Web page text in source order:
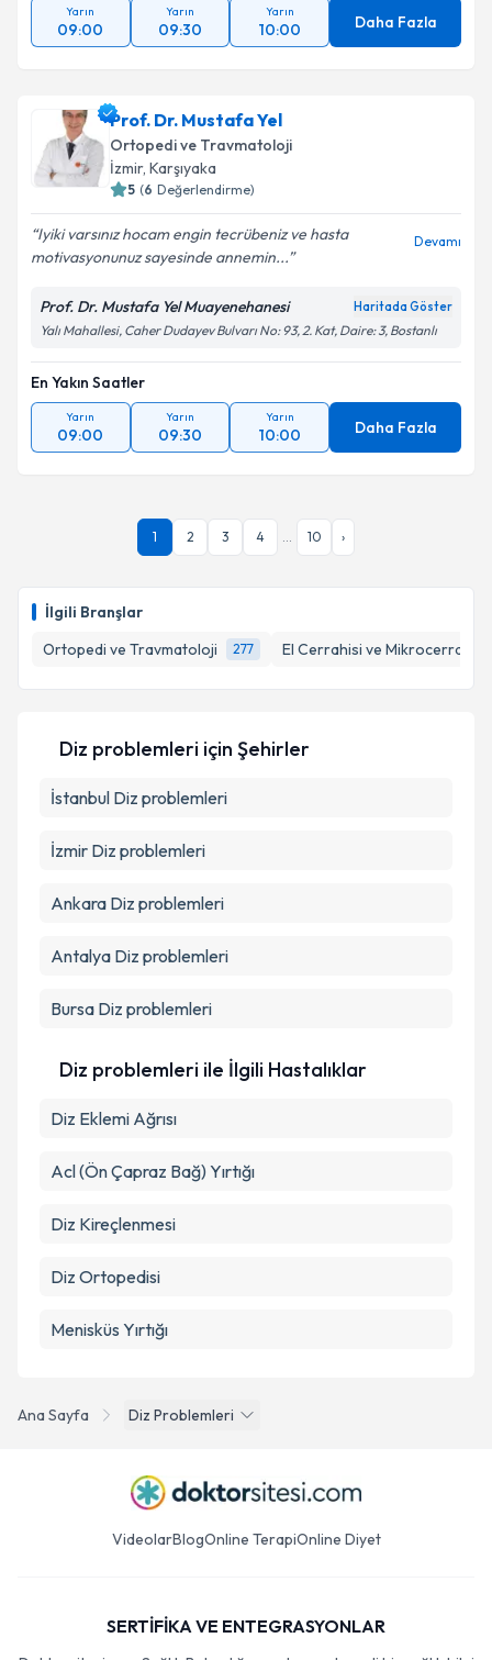
İlgili Branşlar
Ortopedi ve Travmatoloji
277 El Cerrahisi ve Mikrocerrahi
Takvim Talebini Gönder
Yarın
09:00
Yarın
09:30
Yarın
10:00 Daha Fazla
Prof. Dr. Mustafa Yel
Ortopedi ve Travmatoloji
İzmir,Karşıyaka
( Değerlendirme)
Iyiki varsınız hocam engin tecrübeniz ve hasta
motivasyonunuz sayesinde annemin...
Prof. Dr. Mustafa Yel Muayenehanesi
Yalı Mahallesi, Caher Dudayev Bulvarı No: 93, 2. Kat, Daire: 3, Bostanlı
En Yakın Saatler
Yarın
09:00
Yarın
09:30
Yarın
10:00 Daha Fazla
Ana Sayfa Diz Problemleri
Diz problemleri için Şehirler
İstanbul Diz problemleri
İzmir Diz problemleri
Ankara Diz problemleri
Antalya Diz problemleri
Bursa Diz problemleri
Diz problemleri ile İlgili Hastalıklar
Diz Eklemi Ağrısı
Acl (Ön Çapraz Bağ) Yırtığı
Diz Kireçlenmesi
Diz Ortopedisi
Menisküs Yırtığı
Videolar Blog Online Terapi Online Diyet
SERTİFİKA VE ENTEGRASYONLAR